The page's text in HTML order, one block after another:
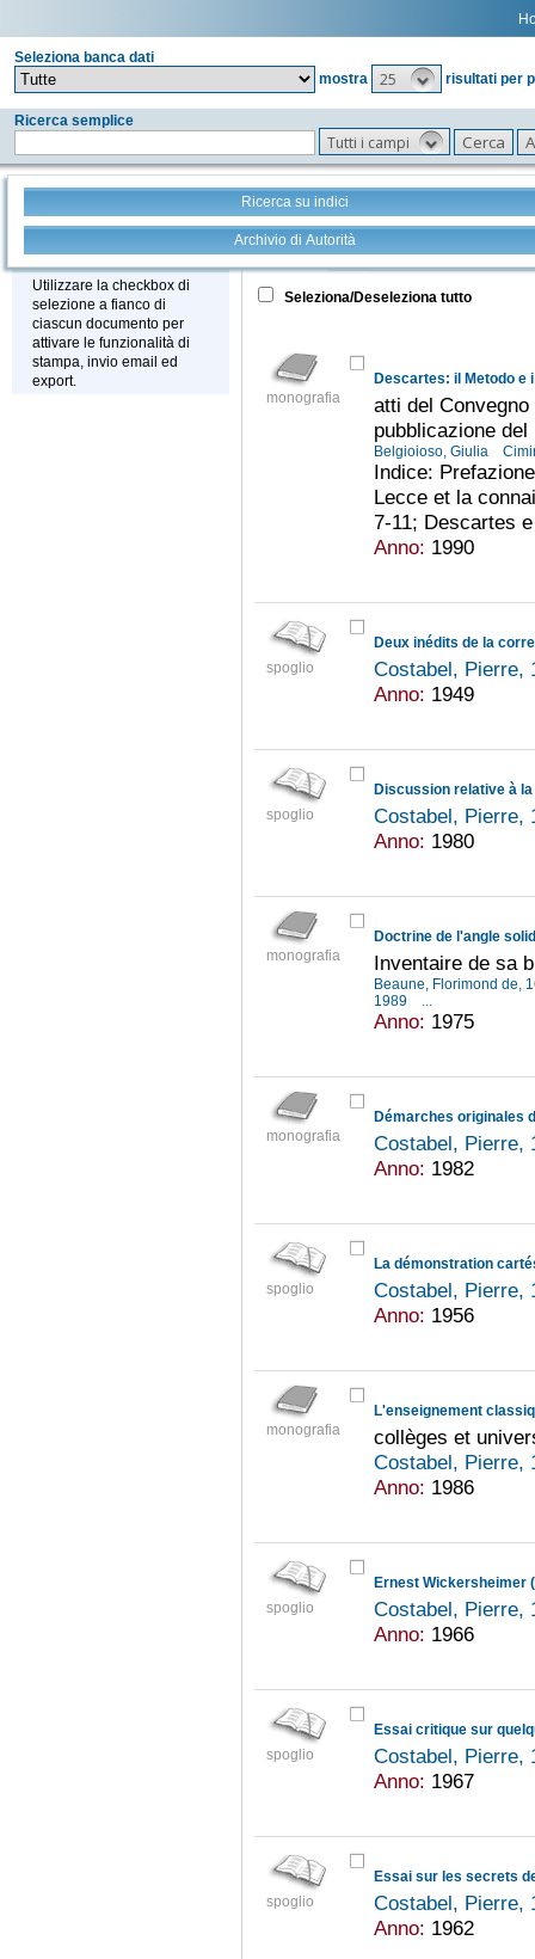
Seleziona banca dati
mostra
25 risultati per
Ricerca semplice
Tutti i campi
Ricerca su indici
Archivio di Autorità
Stampa - Email - Export
Utilizzare la checkbox di
selezione a fianco di
ciascun documento per
attivare le funzionalità di
stampa, invio email ed
export.
Tutto +
Seleziona/Deseleziona tutto
monografia
Descartes: il Metodo e
atti del
pubblicazione
Belgioioso, Giulia
Indice:
Lecce et la
7-11; Descartes
Anno: 1990
spoglio
Deux inédits de la
Costabel, Pierre,
Anno: 1949
spoglio
Discussion relative à
Costabel, Pierre,
Anno: 1980
monografia
Doctrine de l'angle
Inventaire de sa
Beaune, Florimond de,
1989
...
Anno: 1975
monografia
Démarches originales
Costabel, Pierre,
Anno: 1982
spoglio
Costabel, Pierre,
Anno: 1956
monografia
L'enseignement
collèges et
Costabel, Pierre,
Anno: 1986
spoglio
Ernest Wickersheimer
Costabel, Pierre,
Anno: 1966
spoglio
Costabel, Pierre,
Anno: 1967
spoglio
Essai sur les secrets
Costabel, Pierre,
Anno: 1962